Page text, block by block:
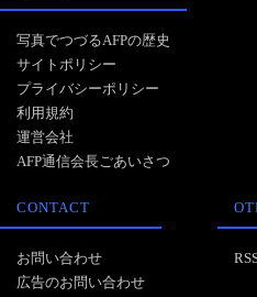
写真でつづるAFPの歴史
サイトポリシー
プライバシーポリシー
利用規約
運営会社
AFP通信会長ごあいさつ
CONTACT
お問い合わせ
広告のお問い合わせ